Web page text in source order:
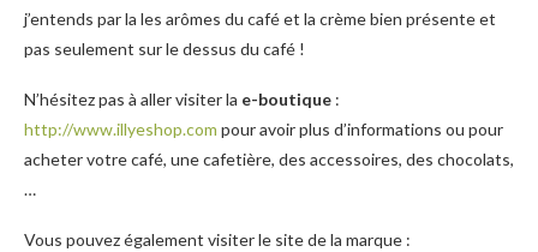
j’entends par la les arômes du café et la crème bien présente et
pas seulement sur le dessus du café !
N’hésitez pas à aller visiter la e-boutique :
http://www.illyeshop.com pour avoir plus d’informations ou pour
acheter votre café, une cafetière, des accessoires, des chocolats,
…
Vous pouvez également visiter le site de la marque :